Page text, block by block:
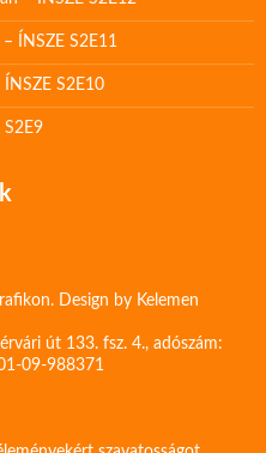
ÍNSZE S2E11
S2E10
S2E9
Design by Kelemen
út 133. fsz. 4., adószám:
09-988371